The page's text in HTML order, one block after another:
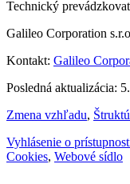
Technický
Galileo Corporation
Kontakt: Galileo
Posledná aktualizácia:
Zmena vzhľadu,
Vyhlásenie o
Cookies, Webové sídlo